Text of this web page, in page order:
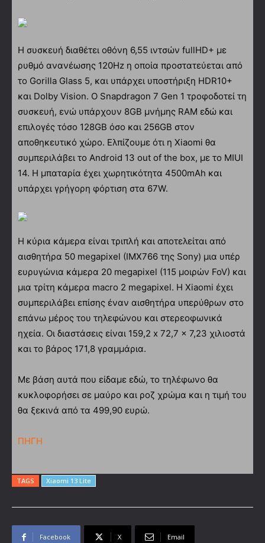
Η συσκευή διαθέτει οθόνη 6,55 ιντσών fullHD+ με
ρυθμό ανανέωσης 120Hz η οποία προστατεύεται από
το Gorilla Glass 5, και υπάρχει υποστήριξη HDR10+
και Dolby Vision. Ο Snapdragon 7 Gen 1 τροφοδοτεί τη
συσκευή, ενώ υπάρχουν 8GB μνήμης RAM εδώ και
επιλογές τόσο 128GB όσο και 256GB στον
αποθηκευτικό χώρο. Ελπίζουμε ότι η Xiaomi θα
συμπεριλάβει το Android 13 out of the box, με το MIUI
14. Η μπαταρία έχει χωρητικότητα 4500mAh και
υπάρχει γρήγορη φόρτιση στα 67W.
Η κύρια κάμερα είναι τριπλή και αποτελείται από
αισθητήρα 50 megapixel (IMX766 της Sony) μια υπέρ
ευρυγώνια κάμερα 20 megapixel (115 μοιρών FoV) και
μια τρίτη κάμερα macro 2 megapixel. Η Xiaomi έχει
συμπεριλάβει επίσης έναν αισθητήρα υπερύθρων στο
επάνω μέρος του τηλεφώνου και στερεοφωνικά
ηχεία. Οι διαστάσεις είναι 159,2 x 72,7 x 7,23 χιλιοστά
και το βάρος 171,8 γραμμάρια.
Με βάση αυτά που είδαμε εδώ, το τηλέφωνο θα
κυκλοφορήσει σε μαύρο και ροζ χρώμα και η τιμή του
θα ξεκινά από τα 499,90 ευρώ.
ΠΗΓΗ
TAGS Xiaomi 13 Lite
Facebook X Email